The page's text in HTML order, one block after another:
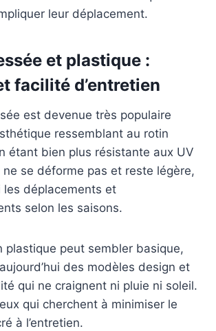
leur déplacement.
et plastique :
facilité d’entretien
est devenue très populaire
ressemblant au rotin
étant bien plus résistante aux UV
ne se déforme pas et reste légère,
déplacements et
selon les saisons.
plastique peut sembler basique,
des modèles design et
qui ne craignent ni pluie ni soleil.
qui cherchent à minimiser le
à l’entretien.